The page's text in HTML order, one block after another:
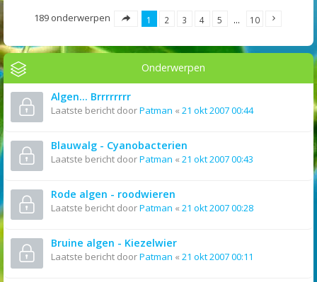
189 onderwerpen 1 2 3 4 5 … 10
Onderwerpen
Algen... Brrrrrrrr
Laatste bericht doorPatman « 21 okt 2007 00:44
Blauwalg - Cyanobacterien
Laatste bericht doorPatman « 21 okt 2007 00:43
Rode algen - roodwieren
Laatste bericht doorPatman « 21 okt 2007 00:28
Bruine algen - Kiezelwier
Laatste bericht doorPatman « 21 okt 2007 00:11